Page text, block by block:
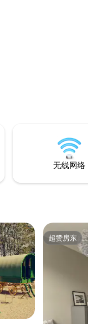
无线网络
超赞房东
超赞房东